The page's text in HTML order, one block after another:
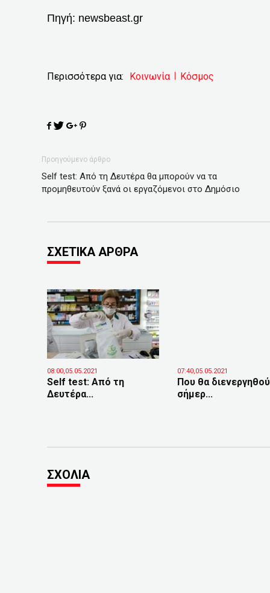
Πηγή: newsbeast.gr
Περισσότερα για: Κοινωνία Κόσμος
Προηγούμενο άρθρο
Self test: Από τη Δευτέρα θα μπορούν να τα
προμηθευτούν ξανά οι εργαζόμενοι στο Δημόσιο
ΣΧΕΤΙΚΑ ΑΡΘΡΑ
08:00,05.05.2021
Self test: Από τη
Δευτέρα...
07:40,05.05.2021
Που θα
σήμερ...
ΣΧΟΛΙΑ